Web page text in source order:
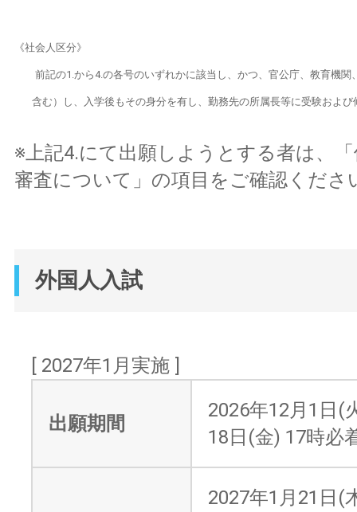
《社会人区分》
前記の1.から4.の各号のいずれかに該当し、かつ、官公庁、教育機関
含む）し、入学後もその身分を有し、勤務先の所属長等に受験および
※上記4.にて出願しようとする者は、
審査について」の項目をご確認くださ
外国人入試
[ 2027年1月実施 ]
出願期間
2026年12月1日(
18日(金) 17時必
2027年1月21日(